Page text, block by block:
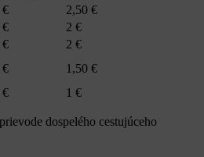
€
2,50 €
€
2 €
€
2 €
€
1,50 €
€ 1 €
dospelého cestujúceho